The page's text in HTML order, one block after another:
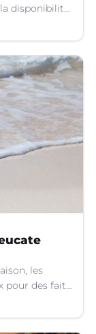
disponibilité
de
les
pour des faits
rixes, de